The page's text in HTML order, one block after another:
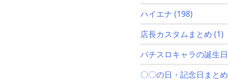
ハイエナ (198)
店長カスタムまとめ (1)
パチスロキャラの誕生日
〇〇の日・記念日まとめ